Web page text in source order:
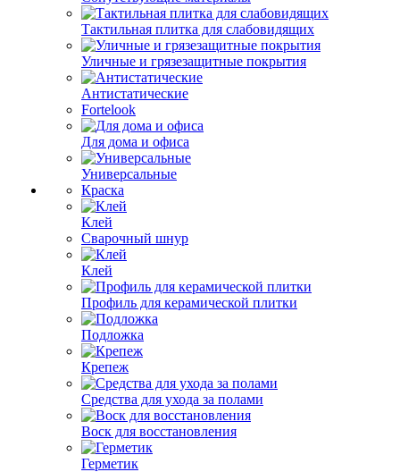
Тактильная плитка для слабовидящих
Уличные и грязезащитные покрытия
Антистатические
Fortelook
Для дома и офиса
Универсальные
Краска
Клей
Сварочный шнур
Клей
Профиль для керамической плитки
Подложка
Крепеж
Средства для ухода за полами
Воск для восстановления
Герметик